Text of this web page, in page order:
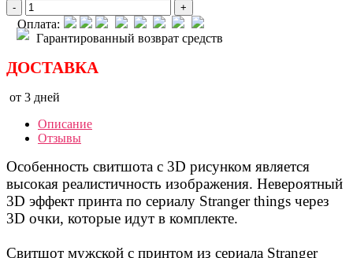
- +
Оплата:
Гарантированный возврат средств
ДОСТАВКА
от 3 дней
Описание
Отзывы
Особенность свитшота с 3D рисунком является
высокая реалистичность изображения. Невероятный
3D эффект принта по сериалу Stranger things через
3D очки, которые идут в комплекте.
Свитшот мужской с принтом из сериала Stranger